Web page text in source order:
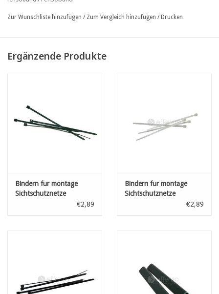
Rollänge= 35 m
Zur Wunschliste hinzufügen / Zum Vergleich hinzufügen / Drucken
Ergänzende Produkte
Bindern fur montage
Sichtschutznetze
Dünkelgrün L: 100 mm€2,89
Bindern fur montage
Sichtschutznetze
Transparant L: 100 mm€2,89